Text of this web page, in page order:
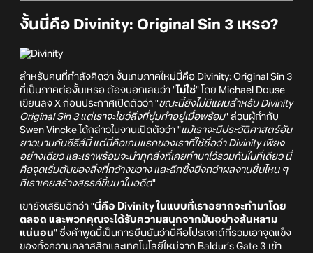
งั้นนี่คือ Divinity: Original Sin 3 เหรอ?
สำหรับคนที่กำลังคิดว่า งั้นเกมภาคใหม่นี้คือ Divinity: Original Sin 3
ที่เป็นภาคต่องั้นเหรอ ต้องบอกเลยว่า "ไม่ใช่" โดย Michael Douse
เขียนลง X ก่อนประกาศเปิดตัวว่า "ขณะนี้ยังไม่มีแผนสำหรับ Divinity
Original Sin 3 แต่เราจะโชว์สิ่งที่ซุ่มทำอยู่เมื่อพร้อม" ส่วนผู้กำกับ
Swen Vincke ได้กล่าวในงานเปิดตัวว่า "แม้เราจะมีประวัติศาสตร์อัน
ยาวนานกับซีรีส์นี้ แต่นี่คือเกมแรกของเราที่ใช้ชื่อว่า Divinity เพียง
อย่างเดียว และเราพร้อมจะนำทุกสิ่งที่เคยทำมาไว้รวมกันในที่เดียว นี่
คือจุดเริ่มต้นของสิ่งที่กว้างขวาง และลึกซึ้งยิ่งกว่าผลงานชิ้นไหน ๆ
ที่เราเคยสร้างสรรค์ขึ้นมาในอดีต"
เขายังเสริมอีกว่า "นี่คือ Divinity ในแบบที่เราอยากจะทำมาโดย
ตลอด และพวกคุณจะได้รับความสนุกจากมันอย่างล้นหลาม
แน่นอน" ซึ่งคำพูดนี้เป็นการยืนยันว่านี่คือโปรเจกต์ที่รวมเอาจุดแข็ง
ของทั้งความคลาสสิกและเทคโนโลยีใหม่จาก Baldur’s Gate 3 เข้า